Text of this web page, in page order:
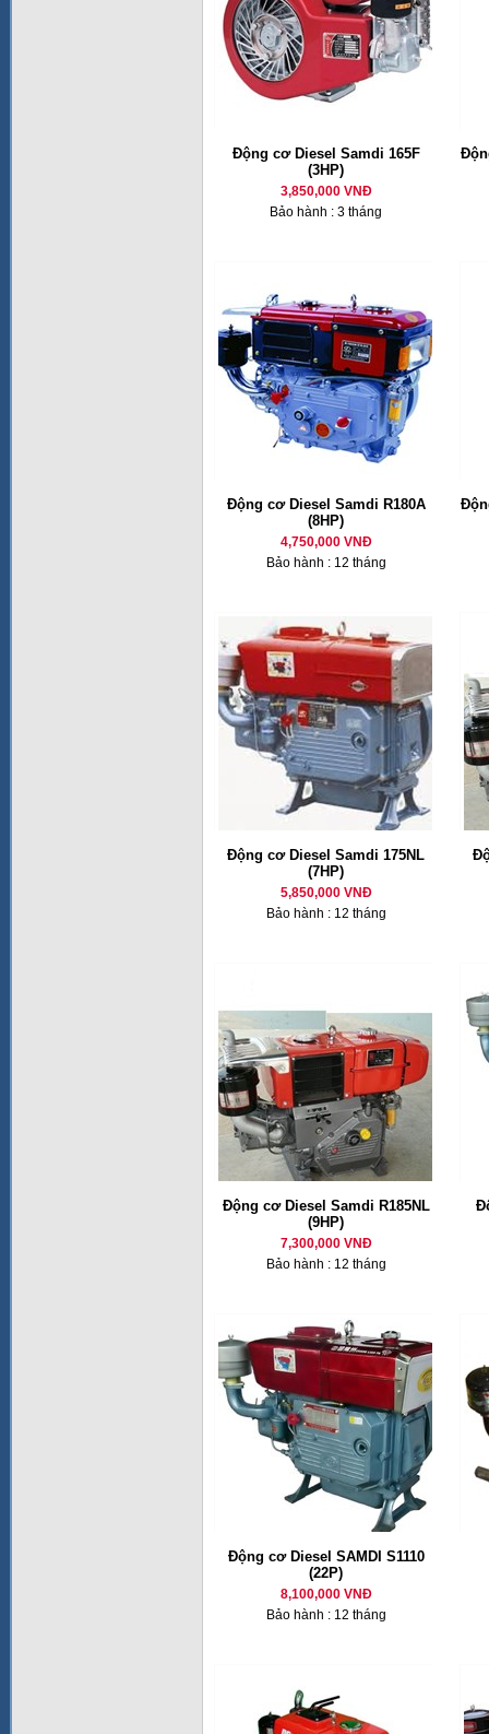
Động cơ Diesel Samdi 165F
(3HP)
3,850,000 VNĐ
Bảo hành : 3 tháng
Động cơ Diesel Samdi R180A
(8HP)
4,750,000 VNĐ
Bảo hành : 12 tháng
Động cơ Diesel Samdi 175NL
(7HP)
5,850,000 VNĐ
Bảo hành : 12 tháng
Động cơ Diesel Samdi R185NL
(9HP)
7,300,000 VNĐ
Bảo hành : 12 tháng
Động cơ Diesel SAMDI S1110
(22P)
8,100,000 VNĐ
Bảo hành : 12 tháng